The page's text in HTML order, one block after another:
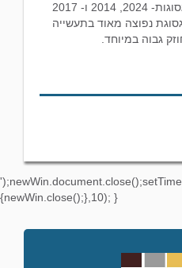
T7351 מאפשרת תחליף לסגסוגות- 2024, 2014 ו- 2017
נפוצה מאוד בתעשייה
גבוה במיוחד.
{newWin.close();},10); }